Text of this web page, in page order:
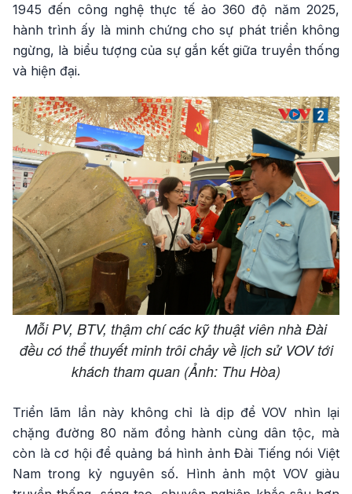
1945 đến công nghệ thực tế ảo 360 độ năm 2025,
hành trình ấy là minh chứng cho sự phát triển không
ngừng, là biểu tượng của sự gắn kết giữa truyền thống
và hiện đại.
Mỗi PV, BTV, thậm chí các kỹ thuật viên nhà Đài
đều có thể thuyết minh trôi chảy về lịch sử VOV tới
khách tham quan (Ảnh: Thu Hòa)
Triển lãm lần này không chỉ là dịp để VOV nhìn lại
chặng đường 80 năm đồng hành cùng dân tộc, mà
còn là cơ hội để quảng bá hình ảnh Đài Tiếng nói Việt
Nam trong kỷ nguyên số. Hình ảnh một VOV giàu